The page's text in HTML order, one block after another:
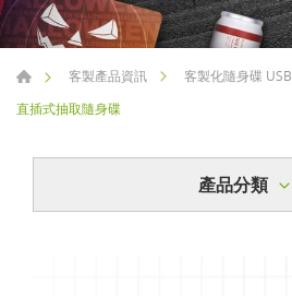
客製產品資訊 客製化隨身碟 USB
直插式抽取隨身碟
產品分類